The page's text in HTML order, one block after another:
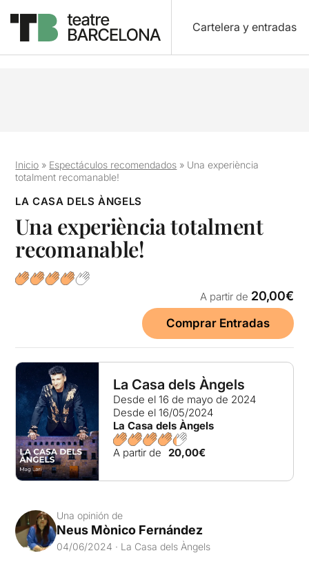
Cartelera y entradas
Inicio » Espectáculos recomendados » Una experiència
totalment recomanable!
LA CASA DELS ÀNGELS
Una experiència totalment
recomanable!
A partir de 20,00€
Comprar Entradas
La Casa dels Àngels
Desde el 16 de mayo de 2024
Desde el 16/05/2024
La Casa dels Àngels
A partir de 20,00€
Una opinión de
Neus Mònico Fernández
04/06/2024 · La Casa dels Àngels